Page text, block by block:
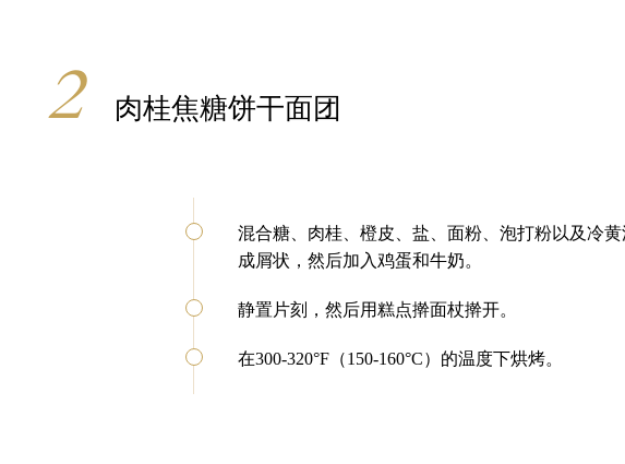
肉桂焦糖饼干面团
混合糖、肉桂、橙皮、盐、面粉、泡打粉以及冷
成屑状，然后加入鸡蛋和牛奶。
静置片刻，然后用糕点擀面杖擀开。
在300-320°F（150-160°C）的温度下烘烤。